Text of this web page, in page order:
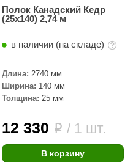
Полок Канадский Кедр
(25x140) 2,74 м
в наличии (на складе)
Длина: 2740 мм
Ширина: 140 мм
Толщина: 25 мм
12 330 i / 1 шт.
В корзину